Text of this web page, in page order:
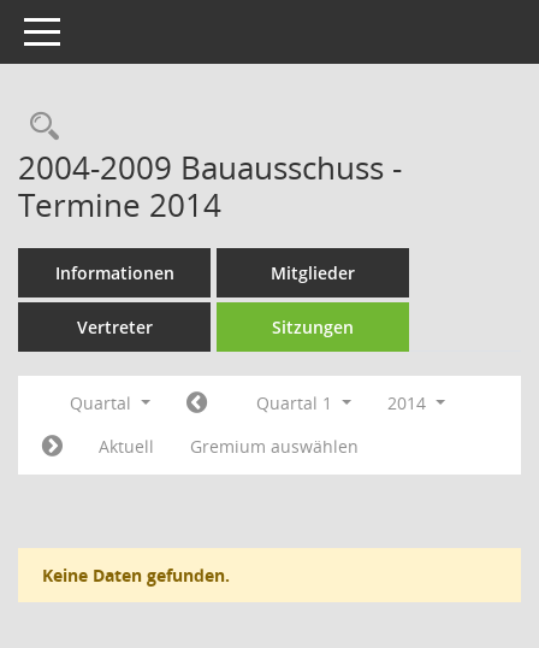
Toggle navigation
Rechercheauswahl
2004-2009 Bauausschuss -
Termine 2014
Informationen Mitglieder
Vertreter Sitzungen
Quartal Quartal 1
2014
Aktuell
Gremium auswählen
Keine Daten gefunden.